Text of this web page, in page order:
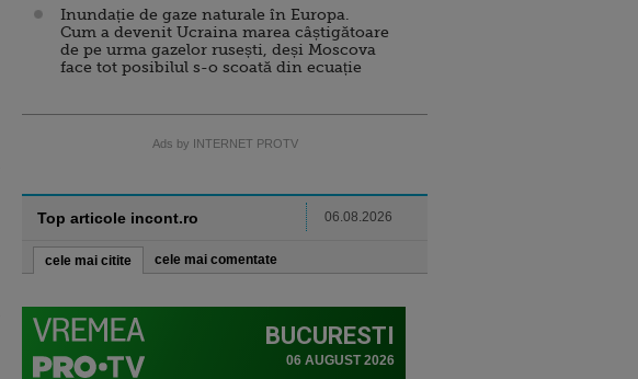
Inundație de gaze naturale în Europa.
Cum a devenit Ucraina marea câștigătoare
de pe urma gazelor rusești, deși Moscova
face tot posibilul s-o scoată din ecuație
Ads by INTERNET PROTV
Top articole incont.ro 06.08.2026
cele mai citite cele mai comentate